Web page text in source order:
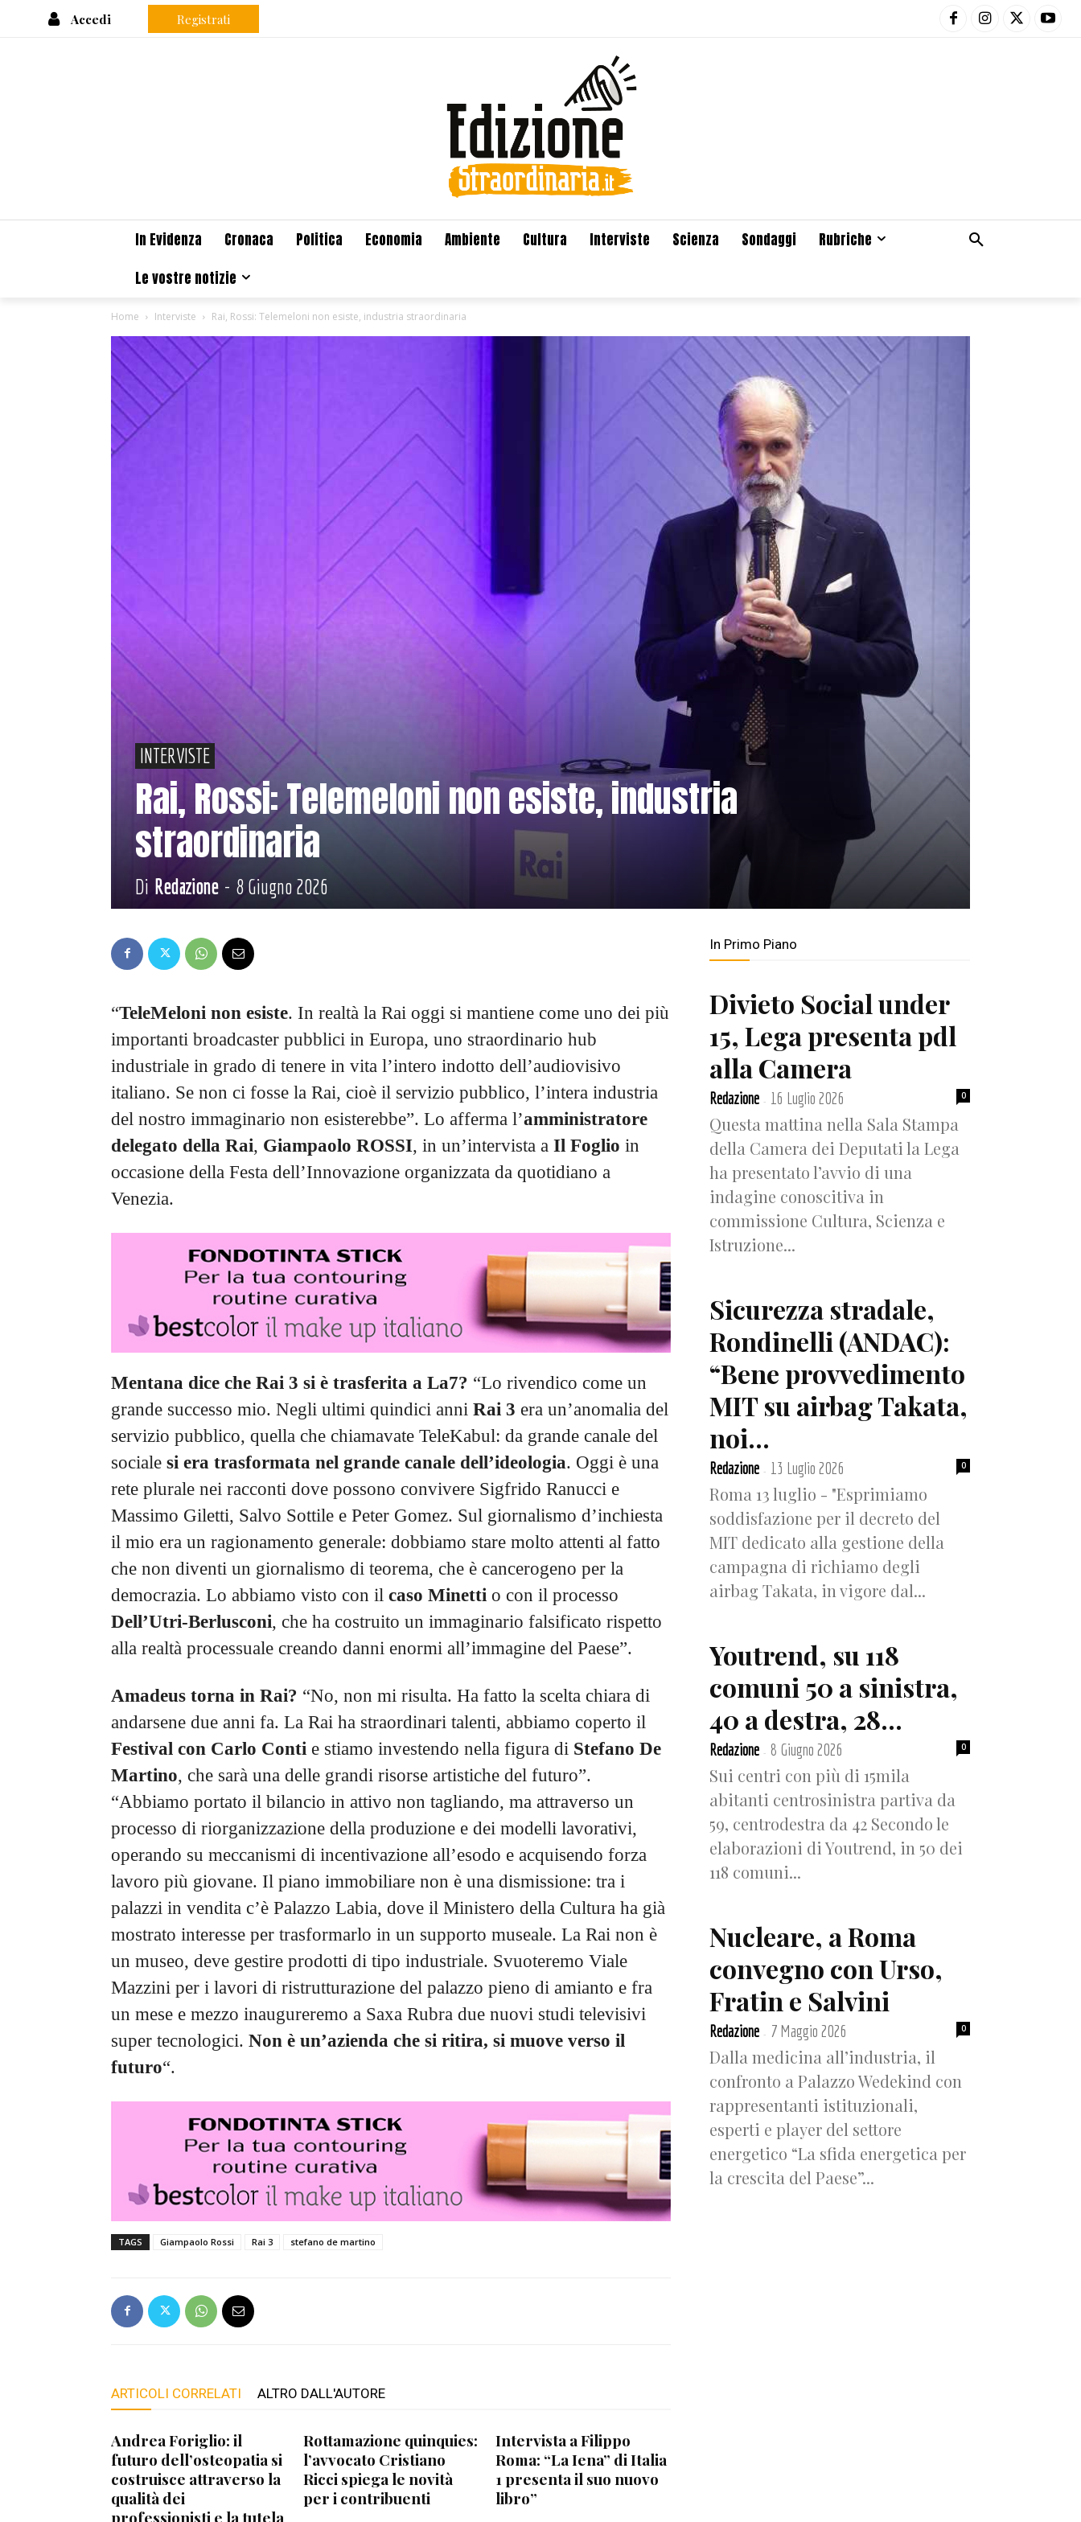
Accedi Registrati
In Evidenza Cronaca Politica Economia Ambiente Cultura Interviste Scienza Sondaggi
Rubriche
Le vostre notizie
Home Interviste Rai, Rossi: Telemeloni non esiste, industria straordinaria
INTERVISTE
Rai, Rossi: Telemeloni non esiste, industria
straordinaria
Di Redazione - 8 Giugno 2026
“TeleMeloni non esiste. In realtà la Rai oggi si mantiene come uno dei più
importanti broadcaster pubblici in Europa, uno straordinario hub
industriale in grado di tenere in vita l’intero indotto dell’audiovisivo
italiano. Se non ci fosse la Rai, cioè il servizio pubblico, l’intera industria
del nostro immaginario non esisterebbe”. Lo afferma l’amministratore
delegato della Rai, Giampaolo ROSSI, in un’intervista a Il Foglio in
occasione della Festa dell’Innovazione organizzata da quotidiano a
Venezia.
Mentana dice che Rai 3 si è trasferita a La7? “Lo rivendico come un
grande successo mio. Negli ultimi quindici anni Rai 3 era un’anomalia del
servizio pubblico, quella che chiamavate TeleKabul: da grande canale del
sociale si era trasformata nel grande canale dell’ideologia. Oggi è una
rete plurale nei racconti dove possono convivere Sigfrido Ranucci e
Massimo Giletti, Salvo Sottile e Peter Gomez. Sul giornalismo d’inchiesta
il mio era un ragionamento generale: dobbiamo stare molto attenti al fatto
che non diventi un giornalismo di teorema, che è cancerogeno per la
democrazia. Lo abbiamo visto con il caso Minetti o con il processo
Dell’Utri-Berlusconi, che ha costruito un immaginario falsificato rispetto
alla realtà processuale creando danni enormi all’immagine del Paese”.
Amadeus torna in Rai? “No, non mi risulta. Ha fatto la scelta chiara di
andarsene due anni fa. La Rai ha straordinari talenti, abbiamo coperto il
Festival con Carlo Conti e stiamo investendo nella figura di Stefano De
Martino, che sarà una delle grandi risorse artistiche del futuro”.
“Abbiamo portato il bilancio in attivo non tagliando, ma attraverso un
processo di riorganizzazione della produzione e dei modelli lavorativi,
operando su meccanismi di incentivazione all’esodo e acquisendo forza
lavoro più giovane. Il piano immobiliare non è una dismissione: tra i
palazzi in vendita c’è Palazzo Labia, dove il Ministero della Cultura ha già
mostrato interesse per trasformarlo in un supporto museale. La Rai non è
un museo, deve gestire prodotti di tipo industriale. Svuoteremo Viale
Mazzini per i lavori di ristrutturazione del palazzo pieno di amianto e fra
un mese e mezzo inaugureremo a Saxa Rubra due nuovi studi televisivi
super tecnologici. Non è un’azienda che si ritira, si muove verso il
futuro“.
TAGS Giampaolo Rossi Rai 3 stefano de martino
ARTICOLI CORRELATI ALTRO DALL'AUTORE
Andrea Foriglio: il
futuro dell’osteopatia si
costruisce attraverso la
qualità dei
professionisti e la tutela
Rottamazione quinquies:
l’avvocato Cristiano
Ricci spiega le novità
per i contribuenti
Intervista a Filippo
Roma: “La Iena” di Italia
1 presenta il suo nuovo
libro”
In Primo Piano
Divieto Social under
15, Lega presenta pdl
alla Camera
Redazione - 16 Luglio 2026 0
Questa mattina nella Sala Stampa
della Camera dei Deputati la Lega
ha presentato l’avvio di una
indagine conoscitiva in
commissione Cultura, Scienza e
Istruzione...
Sicurezza stradale,
Rondinelli (ANDAC):
“Bene provvedimento
MIT su airbag Takata,
noi...
Redazione - 13 Luglio 2026 0
Roma 13 luglio - "Esprimiamo
soddisfazione per il decreto del
MIT dedicato alla gestione della
campagna di richiamo degli
airbag Takata, in vigore dal...
Youtrend, su 118
comuni 50 a sinistra,
40 a destra, 28...
Redazione - 8 Giugno 2026 0
Sui centri con più di 15mila
abitanti centrosinistra partiva da
59, centrodestra da 42 Secondo le
elaborazioni di Youtrend, in 50 dei
118 comuni...
Nucleare, a Roma
convegno con Urso,
Fratin e Salvini
Redazione - 7 Maggio 2026 0
Dalla medicina all’industria, il
confronto a Palazzo Wedekind con
rappresentanti istituzionali,
esperti e player del settore
energetico “La sfida energetica per
la crescita del Paese”...